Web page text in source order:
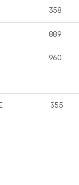
358
889
960
355